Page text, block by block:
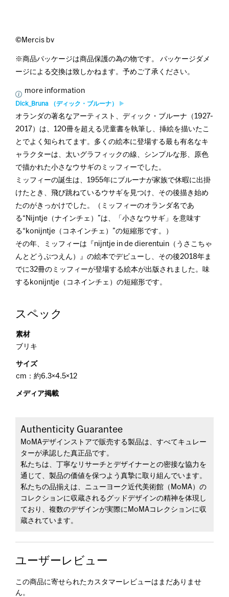
©Mercis bv
※商品パッケージは商品保護の為の物です。 パッケージダメ
ージによる交換は致しかねます。予めご了承ください。
more information
Dick_Bruna （ディック・ブルーナ）
オランダの著名なアーティスト、ディック・ブルーナ（1927-
2017）は、120冊を超える児童書を執筆し、挿絵を描いたこ
とでよく知られてます。多くの絵本に登場する最も有名なキ
ャラクターは、太いグラフィックの線、シンプルな形、原色
で描かれた小さなウサギのミッフィーでした。
ミッフィーの誕生は、1955年にブルーナが家族で休暇に出掛
けたとき、飛び跳ねているウサギを見つけ、その後描き始め
たのがきっかけでした。（ミッフィーのオランダ名であ
る“Nijntje（ナインチェ）”は、「小さなウサギ」を意味す
る“konijntje（コネインチェ）”の短縮形です。）
その年、ミッフィーは『nijntje in de dierentuin（うさこちゃ
んとどうぶつえん）』の絵本でデビューし、その後2018年ま
でに32冊のミッフィーが登場する絵本が出版されました。味
するkonijntje（コネインチェ）の短縮形です。
スペック
素材
ブリキ
サイズ
cm：約6.3×4.5×12
メディア掲載
Authenticity Guarantee
MoMAデザインストアで販売する製品は、すべてキュレー
ターが承認した真正品です。
私たちは、丁寧なリサーチとデザイナーとの密接な協力を
通じて、製品の価値を保つよう真摯に取り組んでいます。
私たちの品揃えは、ニューヨーク近代美術館（MoMA）の
コレクションに収蔵されるグッドデザインの精神を体現し
ており、複数のデザインが実際にMoMAコレクションに収
蔵されています。
ユーザーレビュー
この商品に寄せられたカスタマーレビューはまだありませ
ん。